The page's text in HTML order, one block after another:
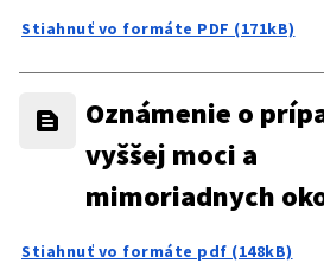
Stiahnuť vo formáte PDF (171kB)
Oznámenie o
vyššej moci a
mimoriadnych
Stiahnuť vo formáte pdf (148kB)